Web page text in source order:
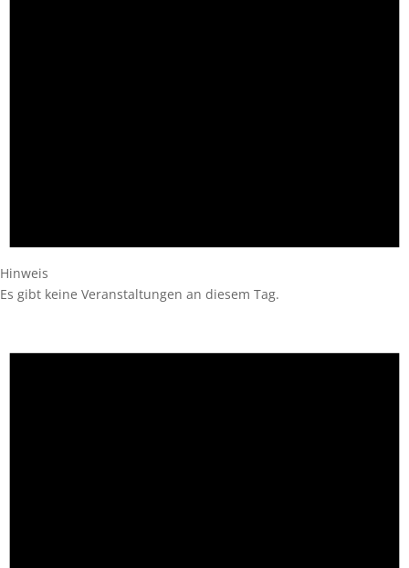
Hinweis
Es gibt keine Veranstaltungen an diesem Tag.